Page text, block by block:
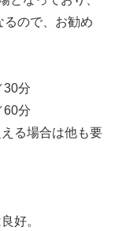
ので、お勧め
30分
60分
る場合は他も要
好。